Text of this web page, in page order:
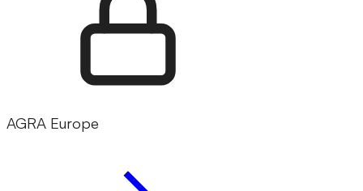
AGRA Europe